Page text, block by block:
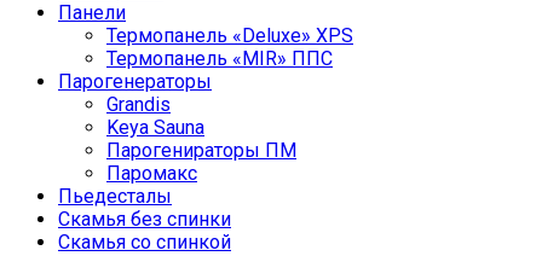
Панели
Термопанель «Deluxe» XPS
Термопанель «MIR» ППС
Парогенераторы
Grandis
Keya Sauna
Парогенираторы ПМ
Паромакс
Пьедесталы
Скамья без спинки
Скамья со спинкой